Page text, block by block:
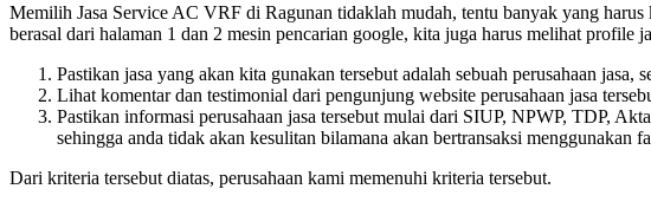
Memilih Jasa Service AC VRF di Ragunan tidaklah mudah, tentu banyak yang
berasal dari halaman 1 dan 2 mesin pencarian google, kita juga harus melihat profile
Pastikan jasa yang akan kita gunakan tersebut adalah sebuah perusahaan
Lihat komentar dan testimonial dari pengunjung website perusahaan jasa
Pastikan informasi perusahaan jasa tersebut mulai dari SIUP, NPWP, TDP,
sehingga anda tidak akan kesulitan bilamana akan bertransaksi menggunakan
Dari kriteria tersebut diatas, perusahaan kami memenuhi kriteria tersebut.